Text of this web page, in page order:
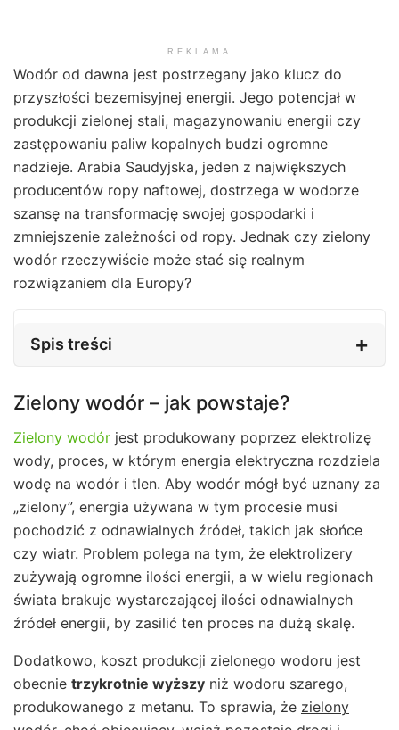
REKLAMA
Wodór od dawna jest postrzegany jako klucz do
przyszłości bezemisyjnej energii. Jego potencjał w
produkcji zielonej stali, magazynowaniu energii czy
zastępowaniu paliw kopalnych budzi ogromne
nadzieje. Arabia Saudyjska, jeden z największych
producentów ropy naftowej, dostrzega w wodorze
szansę na transformację swojej gospodarki i
zmniejszenie zależności od ropy. Jednak czy zielony
wodór rzeczywiście może stać się realnym
rozwiązaniem dla Europy?
Spis treści
Zielony wodór – jak powstaje?
Zielony wodór jest produkowany poprzez elektrolizę
wody, proces, w którym energia elektryczna rozdziela
wodę na wodór i tlen. Aby wodór mógł być uznany za
„zielony”, energia używana w tym procesie musi
pochodzić z odnawialnych źródeł, takich jak słońce
czy wiatr. Problem polega na tym, że elektrolizery
zużywają ogromne ilości energii, a w wielu regionach
świata brakuje wystarczającej ilości odnawialnych
źródeł energii, by zasilić ten proces na dużą skalę.
Dodatkowo, koszt produkcji zielonego wodoru jest
obecnie trzykrotnie wyższy niż wodoru szarego,
produkowanego z metanu. To sprawia, że zielony